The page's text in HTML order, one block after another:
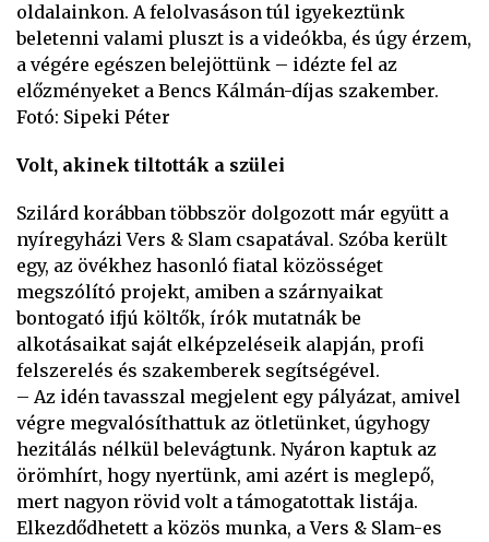
oldalainkon. A felolvasáson túl igyekeztünk
beletenni valami pluszt is a videókba, és úgy érzem,
a végére egészen belejöttünk – idézte fel az
előzményeket a Bencs Kálmán-díjas szakember.
Fotó: Sipeki Péter
Volt, akinek tiltották a szülei
Szilárd korábban többször dolgozott már együtt a
nyíregyházi Vers & Slam csapatával. Szóba került
egy, az övékhez hasonló fiatal közösséget
megszólító projekt, amiben a szárnyaikat
bontogató ifjú költők, írók mutatnák be
alkotásaikat saját elképzeléseik alapján, profi
felszerelés és szakemberek segítségével.
– Az idén tavasszal megjelent egy pályázat, amivel
végre megvalósíthattuk az ötletünket, úgyhogy
hezitálás nélkül belevágtunk. Nyáron kaptuk az
örömhírt, hogy nyertünk, ami azért is meglepő,
mert nagyon rövid volt a támogatottak listája.
Elkezdődhetett a közös munka, a Vers & Slam-es